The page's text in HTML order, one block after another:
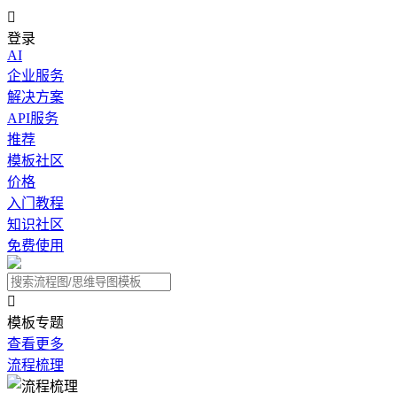

登录
AI
企业服务
解决方案
API服务
推荐
模板社区
价格
入门教程
知识社区
免费使用

模板专题
查看更多
流程梳理